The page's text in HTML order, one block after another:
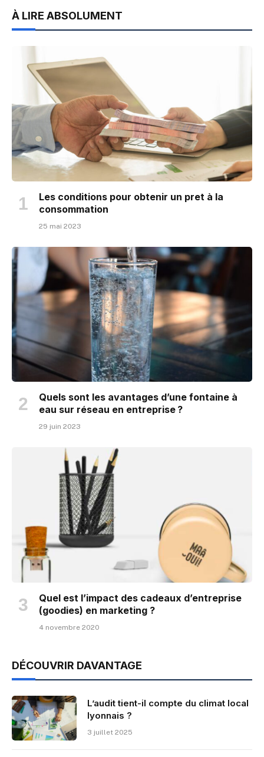
À LIRE ABSOLUMENT
Les conditions pour obtenir un pret à la
consommation
25 mai 2023
Quels sont les avantages d’une fontaine à
eau sur réseau en entreprise ?
29 juin 2023
Quel est l’impact des cadeaux d’entreprise
(goodies) en marketing ?
4 novembre 2020
DÉCOUVRIR DAVANTAGE
L’audit tient-il compte du climat local
lyonnais ?
3 juillet 2025